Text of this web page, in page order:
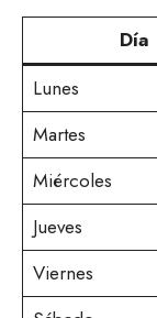
Día
Lunes
Martes
Miércoles
Jueves
Viernes